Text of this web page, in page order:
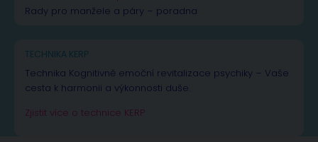
Rady pro manžele a páry – poradna
TECHNIKA KERP
Technika Kognitivně emoční revitalizace psychiky – Vaše
cesta k harmonii a výkonnosti duše.
Zjistit více o technice KERP